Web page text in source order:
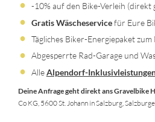
-10% auf den Bike-Verleih (direkt
Gratis Wäscheservicefür Eure
Tägliches Biker-Energiepaket
Abgesperrte Rad-Garage und
AlleAlpendorf-
Deine Anfrage geht direkt ans Gravelbike
Co KG, 5600 St. Johann in Salzburg,